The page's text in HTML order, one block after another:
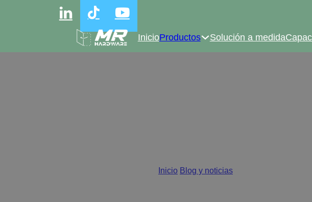
InicioProductos Solución a medida
Inicio Blog y noticias